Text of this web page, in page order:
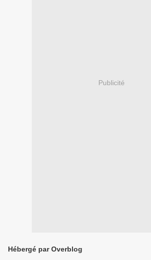
Publicité
Hébergé par Overblog